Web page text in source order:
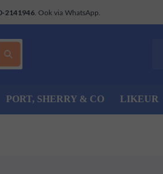
2141946 . Ook via WhatsApp.
PORT, SHERRY & CO LIKEUR